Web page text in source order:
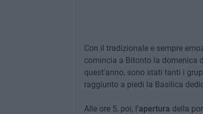
Con il tradizionale e sempre
comincia a Bitonto la domenica
quest'anno, sono stati tanti i
raggiunto a piedi la Basilica
Alle ore 5, poi, l'apertura della